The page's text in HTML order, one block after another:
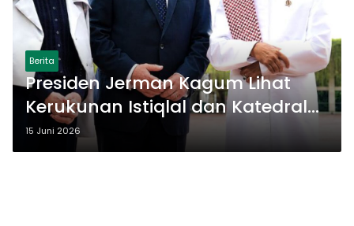
Berita
Presiden Jerman Kagum Lihat
Kerukunan Istiqlal dan Katedral
Jakarta
15 Juni 2026